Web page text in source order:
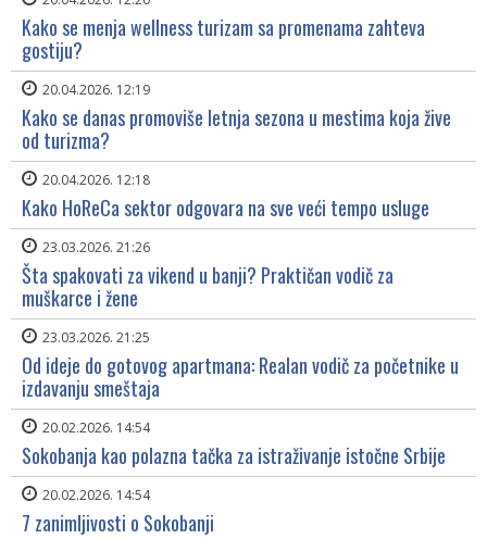
Kako se menja wellness turizam sa promenama zahteva
gostiju?
20.04.2026. 12:19
Kako se danas promoviše letnja sezona u mestima koja žive
od turizma?
20.04.2026. 12:18
Kako HoReCa sektor odgovara na sve veći tempo usluge
23.03.2026. 21:26
Šta spakovati za vikend u banji? Praktičan vodič za
muškarce i žene
23.03.2026. 21:25
Od ideje do gotovog apartmana: Realan vodič za početnike u
izdavanju smeštaja
20.02.2026. 14:54
Sokobanja kao polazna tačka za istraživanje istočne Srbije
20.02.2026. 14:54
7 zanimljivosti o Sokobanji